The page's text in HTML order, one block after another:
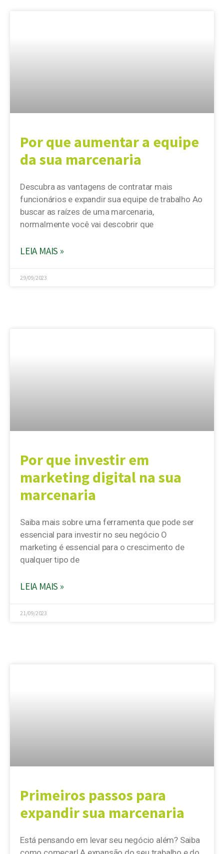
Por que aumentar a equipe
da sua marcenaria
Descubra as vantagens de contratar mais
funcionários e expandir sua equipe de trabalho Ao
buscar as raízes de uma marcenaria,
normalmente você vai descobrir que
LEIA MAIS »
29/09/2023
Por que investir em
marketing digital na sua
marcenaria
Saiba mais sobre uma ferramenta que pode ser
essencial para investir no seu negócio O
marketing é essencial para o crescimento de
qualquer tipo de
LEIA MAIS »
21/09/2023
Primeiros passos para
expandir sua marcenaria
Está pensando em levar seu negócio além? Saiba